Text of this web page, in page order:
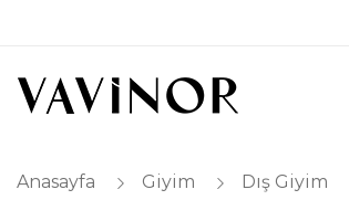
Anasayfa Giyim Dış Giyim